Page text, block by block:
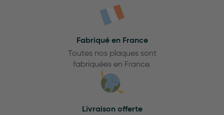
Fabriqué en France
Toutes nos plaques sont
fabriquées en France.
Livraison offerte